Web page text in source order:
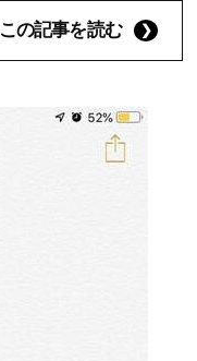
この記事を読む